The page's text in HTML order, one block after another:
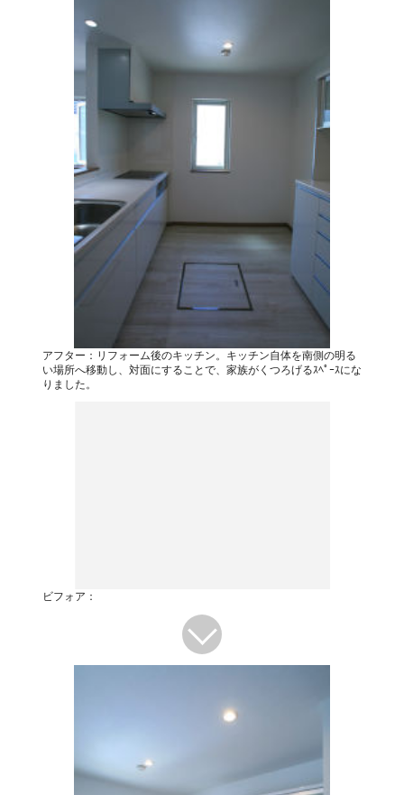
アフター：リフォーム後のキッチン。キッチン自体を南側の明る
い場所へ移動し、対面にすることで、家族がくつろげるｽﾍﾟｰｽにな
りました。
ビフォア：